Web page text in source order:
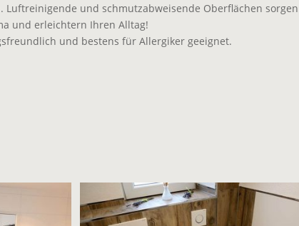
Luftreinigende und schmutzabweisende Oberflächen
und erleichtern Ihren Alltag!
und bestens für Allergiker geeignet.